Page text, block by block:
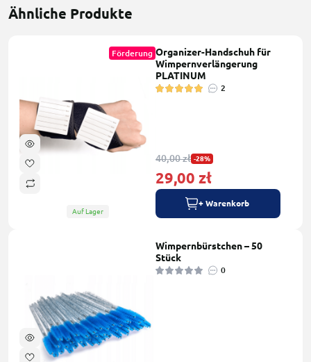
Ähnliche Produkte
Förderung
Auf Lager
Organizer-Handschuh für
Wimpernverlängerung
PLATINUM
2
40,00 zł -28%
29,00 zł
+ Warenkorb
Wimpernbürstchen – 50
Stück
0